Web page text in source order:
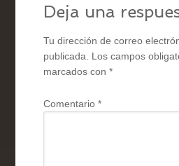
Deja una
Tu dirección de correo
publicada.
Los campos
marcados con*
Comentario*